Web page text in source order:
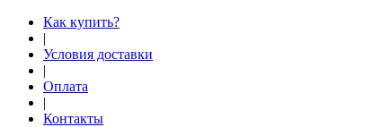
Как купить?
|
Условия доставки
|
Оплата
|
Контакты